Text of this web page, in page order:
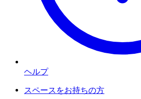
ヘルプ
スペースをお持ちの方